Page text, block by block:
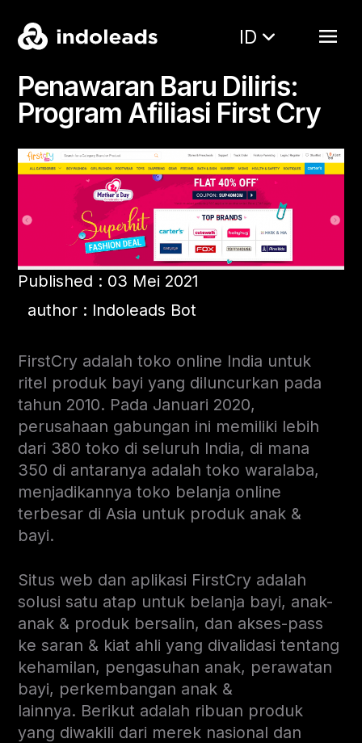
ID
Penawaran Baru Diliris:
Program Afiliasi First Cry
Published : 03 Mei 2021
author : Indoleads Bot
FirstCry adalah toko online India untuk
ritel produk bayi yang diluncurkan pada
tahun 2010. Pada Januari 2020,
perusahaan gabungan ini memiliki lebih
dari 380 toko di seluruh India, di mana
350 di antaranya adalah toko waralaba,
menjadikannya toko belanja online
terbesar di Asia untuk produk anak &
bayi.
Situs web dan aplikasi FirstCry adalah
solusi satu atap untuk belanja bayi, anak-
anak & produk bersalin, dan akses-pass
ke saran & kiat ahli yang divalidasi tentang
kehamilan, pengasuhan anak, perawatan
bayi, perkembangan anak &
lainnya. Berikut adalah ribuan produk
yang diwakili dari merek nasional dan